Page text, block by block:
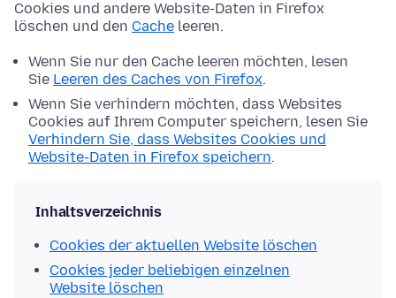
Cookies und andere Website-Daten in Firefox
löschen und den Cache leeren.
Wenn Sie nur den Cache leeren möchten, lesen
Sie Leeren des Caches von Firefox.
Wenn Sie verhindern möchten, dass Websites
Cookies auf Ihrem Computer speichern, lesen Sie
Verhindern Sie, dass Websites Cookies und
Website-Daten in Firefox speichern.
Inhaltsverzeichnis
Cookies der aktuellen Website löschen
Cookies jeder beliebigen einzelnen
Website löschen